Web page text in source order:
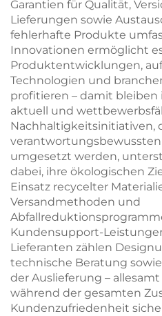
Garantien für Qualität,
Lieferungen sowie
fehlerhafte Produkte
Innovationen ermöglicht
Produktentwicklungen,
Technologien und
profitieren – damit bleiben
aktuell und
Nachhaltigkeitsinitiativen,
umgesetzt werden,
dabei, ihre ökologischen
Einsatz recycelter
Versandmethoden und
Kundensupport-
Lieferanten zählen
technische Beratung
der Auslieferung –
während der gesamten
Kundenzufriedenheit